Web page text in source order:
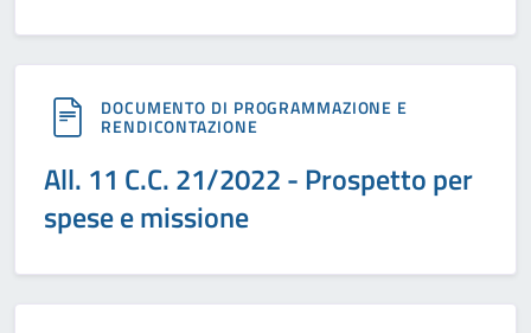
DOCUMENTO DI PROGRAMMAZIONE E
RENDICONTAZIONE
All. 11 C.C. 21/2022 - Prospetto per
spese e missione